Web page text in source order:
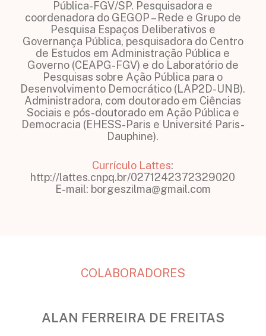
Pública-FGV/SP. Pesquisadora e
coordenadora do GEGOP – Rede e Grupo de
Pesquisa Espaços Deliberativos e
Governança Pública, pesquisadora do Centro
de Estudos em Administração Pública e
Governo (CEAPG-FGV) e do Laboratório de
Pesquisas sobre Ação Pública para o
Desenvolvimento Democrático (LAP2D-UNB).
Administradora, com doutorado em Ciências
Sociais e pós-doutorado em Ação Pública e
Democracia (EHESS-Paris e Université Paris-
Dauphine).
Currículo Lattes:
http://lattes.cnpq.br/0271242372329020
E-mail: borgeszilma@gmail.com
COLABORADORES
ALAN FERREIRA DE FREITAS